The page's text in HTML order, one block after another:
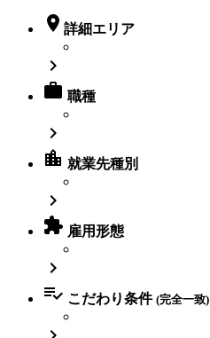
 詳細エリア

 職種

location_city 就業先種別

 雇用形態

 こだわり条件 (完全一致)